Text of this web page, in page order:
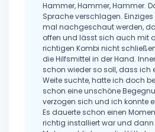
Hammer, Hammer, Hammer.
Sprache verschlagen.
mal nachgeschaut werden,
offen und lässt sich auch mit
richtigen Kombi nicht
die Hilfsmittel in der Hand.
schon wieder so soll, dass ich
Weite suchte, hatte ich doch
schon eine unschöne
verzogen sich und ich konnte
Es dauerte schon einen
richtig installiert war und